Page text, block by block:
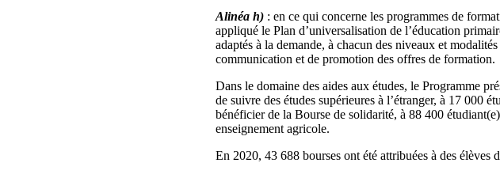
Alinéa h) : en ce qui concerne les programmes de
appliqué le Plan d’universalisation de l’éducation
adaptés à la demande, à chacun des niveaux et
communication et de promotion des offres de formation.
Dans le domaine des aides aux études, le Programme
de suivre des études supérieures à l’étranger, à 17 000
bénéficier de la Bourse de solidarité, à 88 400
enseignement agricole.
En 2020, 43 688 bourses ont été attribuées à des élèves